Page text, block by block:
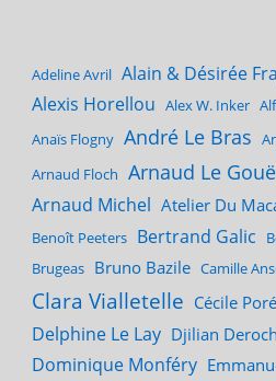
Adeline Avril Alain & Désirée
Alexis Horellou Alex W. Inker
Anaïs Flogny André Le Bras
Arnaud Floch Arnaud Le
Arnaud Michel Atelier Du
Benoît Peeters Bertrand Galic
Brugeas Bruno Bazile Camille
Clara Vialletelle Cécile
Delphine Le Lay Djilian
Dominique Monféry